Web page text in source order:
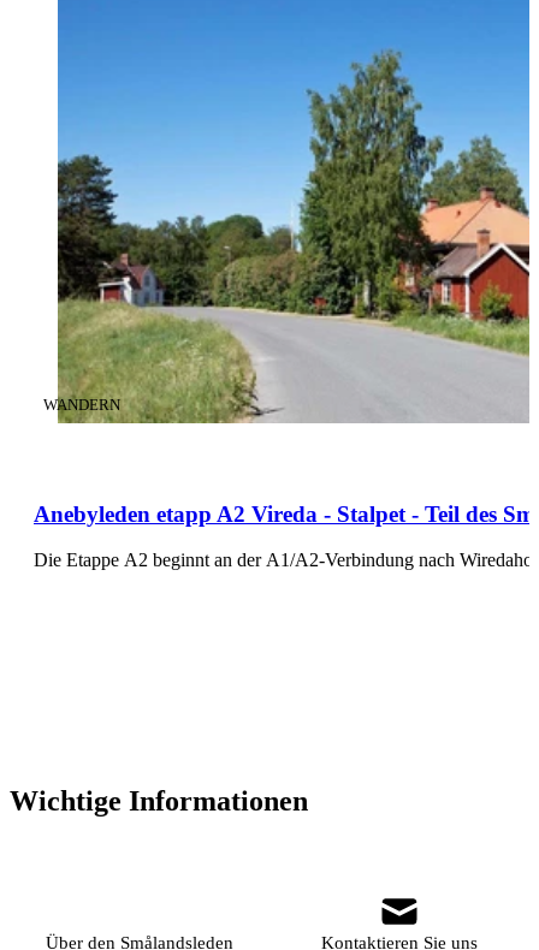
Anebyleden etapp A2 Vireda - Stalpet - Teil des
KATEGORIE:
WANDERN
Die Etappe A2 beginnt an der A1/A2-Verbindung nach
Wichtige Informationen
Über den Smålandsleden Kontaktieren Sie uns